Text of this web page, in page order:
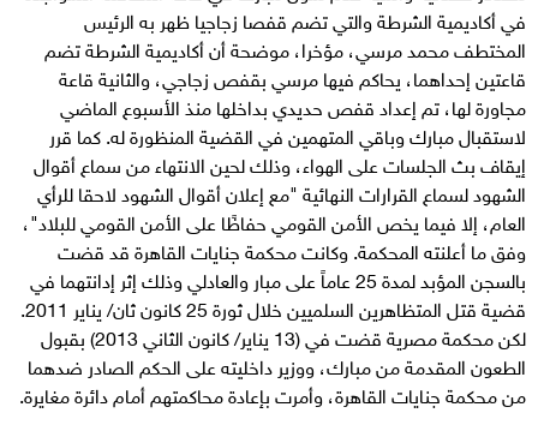
في أكاديمية الشرطة والتي تضم قفصا زجاجيا ظهر به الرئيس
المختطف محمد مرسي، مؤخرا، موضحة أن أكاديمية الشرطة تضم
قاعتين إحداهما، يحاكم فيها مرسي بقفص زجاجي، والثانية قاعة
مجاورة لها، تم إعداد قفص حديدي بداخلها منذ الأسبوع الماضي
لاستقبال مبارك وباقي المتهمين في القضية المنظورة له. كما قرر
إيقاف بث الجلسات على الهواء، وذلك لحين الانتهاء من سماع أقوال
الشهود لسماع القرارات النهائية "مع إعلان أقوال الشهود لاحقا للرأي
العام، إلا فيما يخص الأمن القومي حفاظًا على الأمن القومي للبلاد"،
وفق ما أعلنته المحكمة. وكانت محكمة جنايات القاهرة قد قضت
بالسجن المؤبد لمدة 25 عاماً على مبار والعادلي وذلك إثر إدانتهما في
قضية قتل المتظاهرين السلميين خلال ثورة 25 كانون ثان/ يناير 2011.
لكن محكمة مصرية قضت في (13 يناير/ كانون الثاني 2013) بقبول
الطعون المقدمة من مبارك، ووزير داخليته على الحكم الصادر ضدهما
من محكمة جنايات القاهرة، وأمرت بإعادة محاكمتهم أمام دائرة مغايرة.